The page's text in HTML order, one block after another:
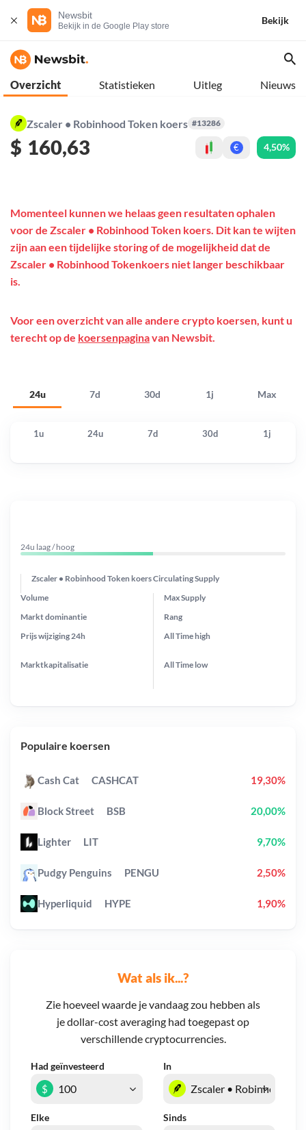
Newsbit
Bekijk in de Google Play store
Bekijk
Overzicht Statistieken Uitleg Nieuws
Zscaler • Robinhood Token koers #13286
$ 160,63 € 4,50%
24u 7d 30d 1j Max
Momenteel kunnen we helaas geen resultaten ophalen
voor de Zscaler • Robinhood Token koers. Dit kan te wijten
zijn aan een tijdelijke storing of de mogelijkheid dat de
Zscaler • Robinhood Tokenkoers niet langer beschikbaar
is.
Voor een overzicht van alle andere crypto koersen, kunt u
terecht op de koersenpaginavan Newsbit.
1u 24u 7d 30d 1j
Wat als ik...?
Zie hoeveel waarde je vandaag zou hebben als
je dollar-cost averaging had toegepast op
verschillende cryptocurrencies.
Had geïnvesteerd In
Elke Sinds
$
24u laag / hoog
Zscaler • Robinhood Token koersCirculating Supply
Prijs wijziging 24h
Max Supply
Markt dominantie
Marktkapitalisatie
Volume
Rang
All Timehigh
All Time low
Populaire koersen
Cash Cat CASHCAT 19,30%
Block Street BSB 20,00%
Lighter LIT 9,70%
Pudgy Penguins PENGU 2,50%
Hyperliquid HYPE 1,90%